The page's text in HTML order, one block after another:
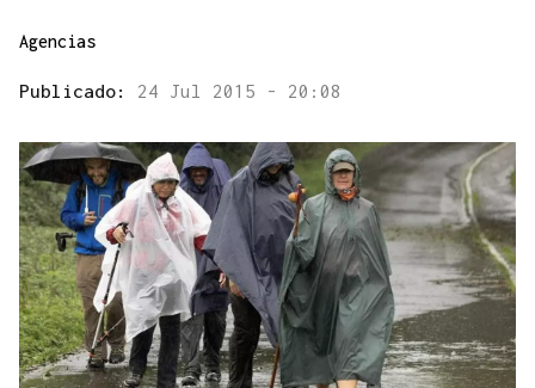
Agencias
Publicado: 24 Jul 2015 - 20:08